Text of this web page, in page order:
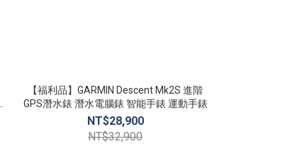
【福利品】GARMIN Descent Mk2S 進階
GPS潛水錶 潛水電腦錶 智能手錶 運動手錶
NT$28,900
NT$32,900